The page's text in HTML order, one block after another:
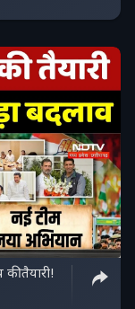
तैयारी!